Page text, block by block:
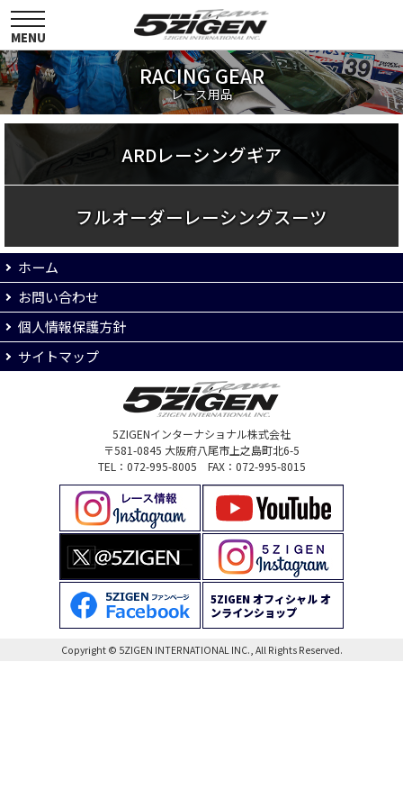
toggle
navigation
MENU
RACING GEAR
レース用品
ARDレーシングギア
フルオーダーレーシングスーツ
ホーム
お問い合わせ
個人情報保護方針
サイトマップ
5ZIGENインターナショナル株式会社
〒581-0845 大阪府八尾市上之島町北6-5
TEL：072-995-8005 FAX：072-995-8015
5ZIGEN オフィシャル オ
ンラインショップ
Copyright © 5ZIGEN INTERNATIONAL INC., All Rights Reserved.